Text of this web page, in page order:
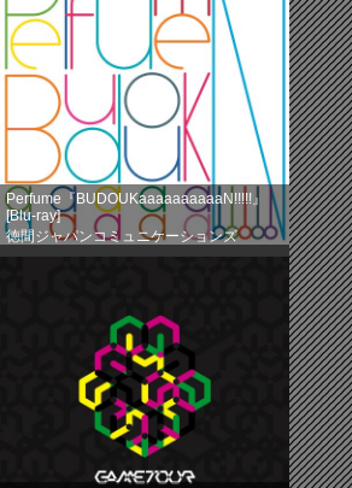
Perfume『BUDOUKaaaaaaaaaaN!!!!!』
[Blu-ray]
徳間ジャパンコミュニケーションズ
(2013-08-14)